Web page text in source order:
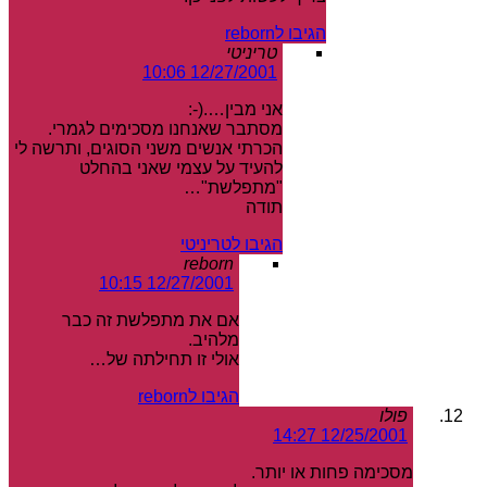
הגיבו לreborn
טריניטי
12/27/2001 10:06
אני מבין….(-:
מסתבר שאנחנו מסכימים לגמרי.
הכרתי אנשים משני הסוגים, ותרשה לי
להעיד על עצמי שאני בהחלט
"מתפלשת"…
תודה
הגיבו לטריניטי
reborn
12/27/2001 10:15
אם את מתפלשת זה כבר
מלהיב.
אולי זו תחילתה של…
הגיבו לreborn
פולו
12/25/2001 14:27
מסכימה פחות או יותר.